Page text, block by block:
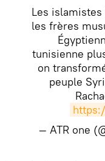
Les
les frères
tunisienne
on
peuple
— ATR one